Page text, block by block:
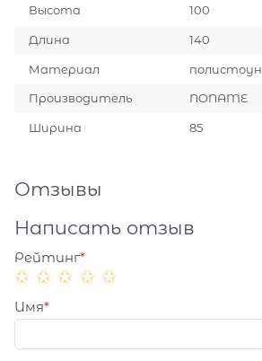
Высота 100
Длина 140
Материал полистоун
Производитель NONAME
Ширина 85
Отзывы
Написать отзыв
Рейтинг
Имя